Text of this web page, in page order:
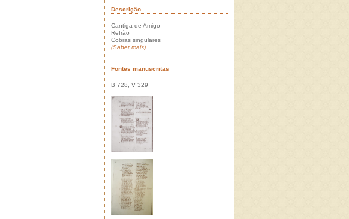
Descrição
Cantiga de Amigo
Refrão
Cobras singulares
(Saber mais)
Fontes manuscritas
B 728, V 329